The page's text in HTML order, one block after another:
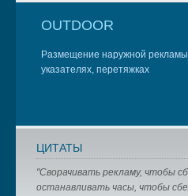
OUTDOOR
Размещение наружной рекламы
указателях, перетяжках
ЦИТАТЫ
"Сворачивать рекламу, чтобы
останавливать часы, чтобы